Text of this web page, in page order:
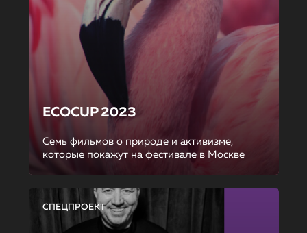
ECOCUP 2023
Семь фильмов о природе и активизме,
которые покажут на фестивале в Москве
СПЕЦПРОЕКТ